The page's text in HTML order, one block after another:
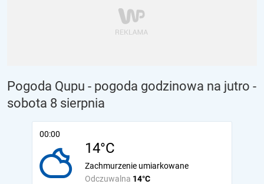
Pogoda Qupu - pogoda godzinowa na jutro -
sobota 8 sierpnia
00:00
14°C
Odczuwalna 14°C
Zachmurzenie umiarkowane